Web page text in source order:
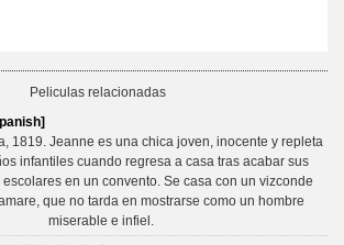
Peliculas relacionadas
1819. Jeanne es una chica joven, inocente y repleta
infantiles cuando regresa a casa tras acabar sus
en un convento. Se casa con un vizconde
que no tarda en mostrarse como un hombre
miserable e infiel.